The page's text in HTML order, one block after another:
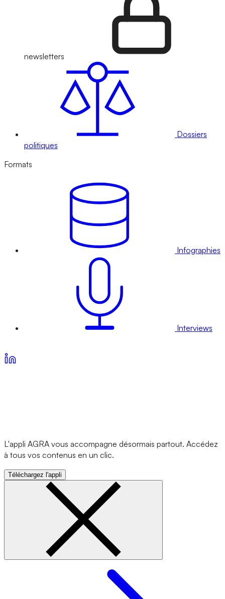
newsletters
Dossiers
politiques
Formats
Infographies
Interviews
L'appli AGRA vous accompagne désormais partout. Accédez
à tous vos contenus en un clic.
Téléchargez l'appli